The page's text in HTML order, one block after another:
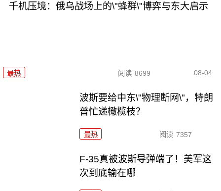
千机压境：俄乌战场上的\"蜂群\"博弈与东大启示
最热 阅读 8699 08-04
波斯要给中东\"物理断网\"，特朗
普忙递橄榄枝？
最热 阅读 7357
F-35真被波斯导弹端了！美军这
次到底输在哪